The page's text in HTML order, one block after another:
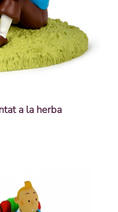
a la herba